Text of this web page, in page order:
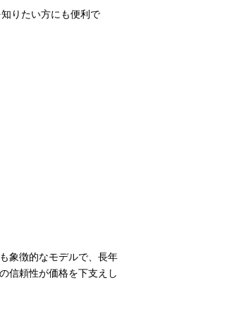
りたい方にも便利で
象徴的なモデルで、長年
信頼性が価格を下支えし